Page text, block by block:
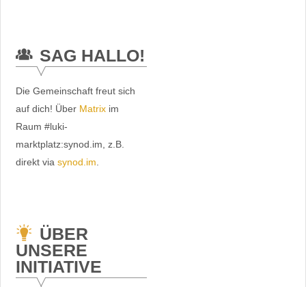
SAG HALLO!
Die Gemeinschaft freut sich
auf dich! Über Matrixim
Raum #luki-
marktplatz:synod.im, z.B.
direkt via synod.im.
ÜBER
UNSERE
INITIATIVE